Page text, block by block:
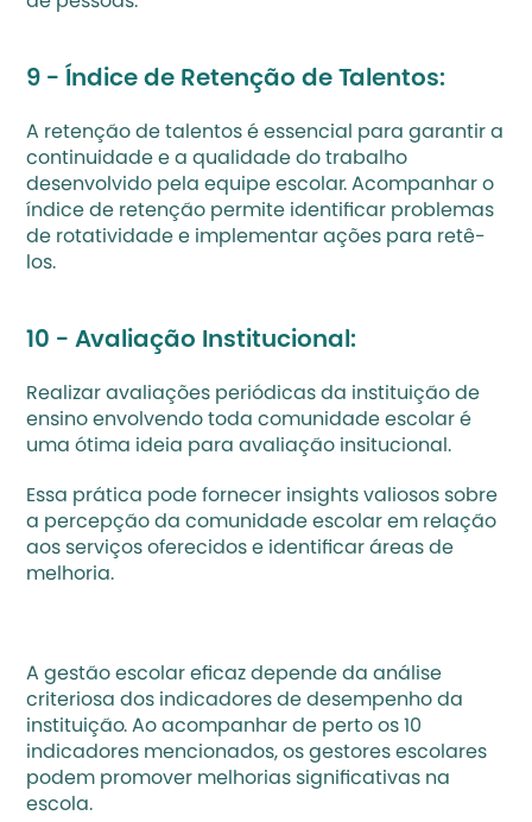
9 - Índice de Retenção de Talentos:
A retenção de talentos é essencial para garantir a
continuidade e a qualidade do trabalho
desenvolvido pela equipe escolar. Acompanhar o
índice de retenção permite identificar problemas
de rotatividade e implementar ações para retê-
los.
10 - Avaliação Institucional:
Realizar avaliações periódicas da instituição de
ensino envolvendo toda comunidade escolar é
uma ótima ideia para avaliação insitucional.
Essa prática pode fornecer insights valiosos sobre
a percepção da comunidade escolar em relação
aos serviços oferecidos e identificar áreas de
melhoria.
A gestão escolar eficaz depende da análise
criteriosa dos indicadores de desempenho da
instituição. Ao acompanhar de perto os 10
indicadores mencionados, os gestores escolares
podem promover melhorias significativas na
escola.